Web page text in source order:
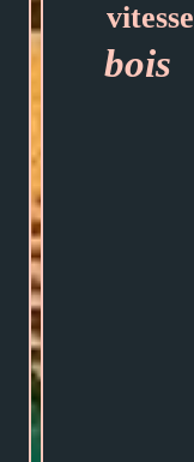
vitesse
bois